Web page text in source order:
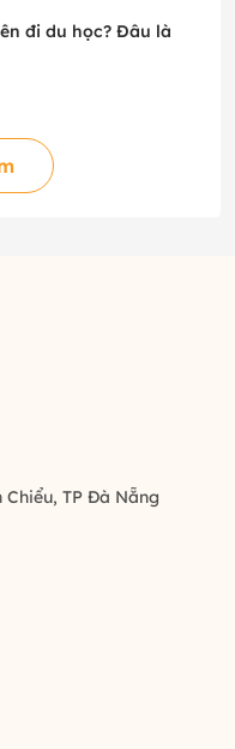
đi du học? Đâu là
Chiểu, TP Đà Nẵng